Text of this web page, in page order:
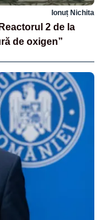
Ionuț Nichita
2 de la
de oxigen”